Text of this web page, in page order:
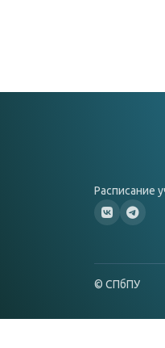
Расписание
© СПбПУ